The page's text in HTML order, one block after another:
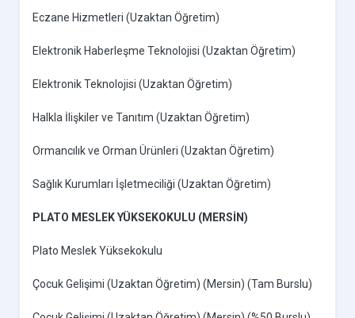
Eczane Hizmetleri (Uzaktan Öğretim)
Elektronik Haberleşme Teknolojisi (Uzaktan Öğretim)
Elektronik Teknolojisi (Uzaktan Öğretim)
Halkla İlişkiler ve Tanıtım (Uzaktan Öğretim)
Ormancılık ve Orman Ürünleri (Uzaktan Öğretim)
Sağlık Kurumları İşletmeciliği (Uzaktan Öğretim)
PLATO MESLEK YÜKSEKOKULU (MERSİN)
Plato Meslek Yüksekokulu
Çocuk Gelişimi (Uzaktan Öğretim) (Mersin) (Tam Burslu)